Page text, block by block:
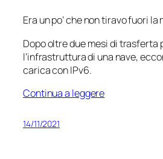
Era un po’ che non tiravo fuori
Dopo oltre due mesi di trasferta
l’infrastruttura di una nave,
carica con IPv6.
Continua a leggere
14/11/2021